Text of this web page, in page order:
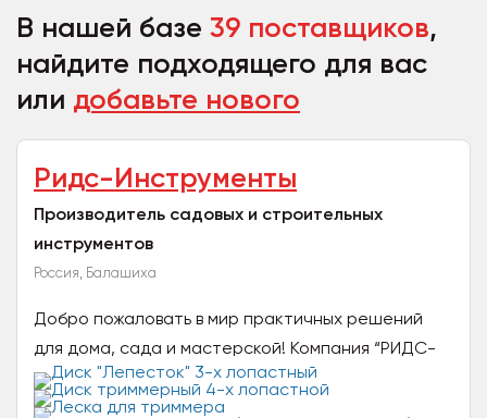
В нашей базе 39 поставщиков,
найдите подходящего для вас
или добавьте нового
Ридс-Инструменты
Производитель садовых и строительных
инструментов
Россия, Балашиха
Добро пожаловать в мир практичных решений
для дома, сада и мастерской! Компания “РИДС-
Инструменты” — это Российский производитель,...